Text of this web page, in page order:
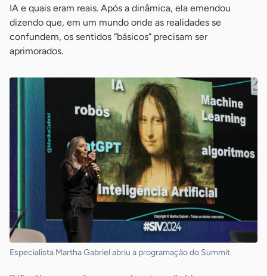
IA e quais eram reais. Após a dinâmica, ela emendou
dizendo que, em um mundo onde as realidades se
confundem, os sentidos “básicos” precisam ser
aprimorados.
Especialista Martha Gabriel abriu a programação do Summit.